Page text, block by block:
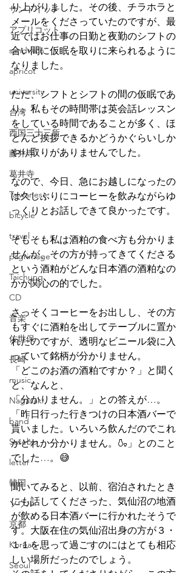
サンドイッチ
アプリコット
sandwich
apricot
university
台湾
西国三十三所
藤井寺
葛井寺
Taiwanese
bicycle
travel
pilgrimage
Taichung
CD
音楽
佐世保
長崎
music
Nagasaki
band
Sasebo
letter
韓国
ソウル
京都
Korean
Seoul
り上がりました。その後、チラホラと
メールをくださっていたのですが、最
近ではお仕事の日勤と夜勤のシフトの
合い間に仮眠を取りに来られるように
なりました。
ただ、シフトとシフトの間の仮眠であ
り、私もその時間帯は英会話レッスン
をしている時間であることが多く、ほ
とんど挨拶できるかどうかぐらいしか
やり取りがありませんでした。
なので、今日、急にお越しになったの
は久しぶりにコーヒーを飲みながらゆ
っくりとお話しできて良かったです。
そもそも私は酒粕の食べ方も分かりま
せんが、その方が持ってきてくださる
という酒粕がどんな日本酒の酒粕なの
かが関心の的でした。
さっそくコーヒーをお出しし、その方
もすぐに酒粕を出してテーブルに置か
れたのですが、透明なビニール袋に入
っていて銘柄が分かりません。
「どこのお酒の酒粕ですか？」と聞く
と、なんと、
「分かりません。」との答えが…。
「昨日行った行きつけの日本酒バーで
貰いました。いろいろ飲んだのでこれ
がどれか分かりません。🍶」とのこと
でした…。😅
聞いてみると、以前、宿泊されたとき
にも話してくださった、気仙沼の地酒
が飲める日本酒バーに行かれたそうで
す。大阪在住の気仙沼出身の方が３・
１１を思って過ごすのにはとても相応
しい場所だったのでしょう。